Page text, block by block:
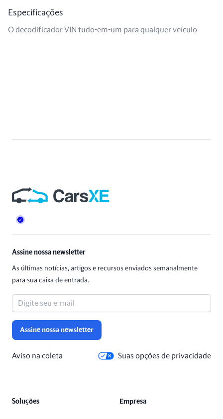
Especificações
O decodificador VIN tudo-em-um para qualquer veículo
Rodapé
Assine nossa newsletter
As últimas notícias, artigos e recursos enviados semanalmente
para sua caixa de entrada.
Assine nossa newsletter
Aviso na coleta Suas opções de privacidade
Soluções Empresa